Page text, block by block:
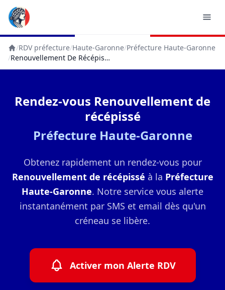
Accueil
/RDV préfecture/Haute-Garonne/Préfecture Haute-Garonne
/
Renouvellement De Récépissé
Rendez-vous Renouvellement de
récépissé
Préfecture Haute-Garonne
Obtenez rapidement un rendez-vous pour
Renouvellement de récépissé à la Préfecture
Haute-Garonne. Notre service vous alerte
instantanément par SMS et email dès qu'un
créneau se libère.
Activer mon Alerte RDV